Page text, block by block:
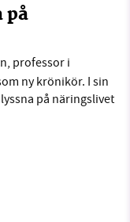
på
professor i
ny krönikör. I sin
på näringslivet